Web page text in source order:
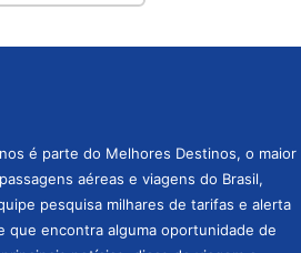
é parte do Melhores Destinos, o maior
aéreas e viagens do Brasil,
pesquisa milhares de tarifas e alerta
que encontra alguma oportunidade de